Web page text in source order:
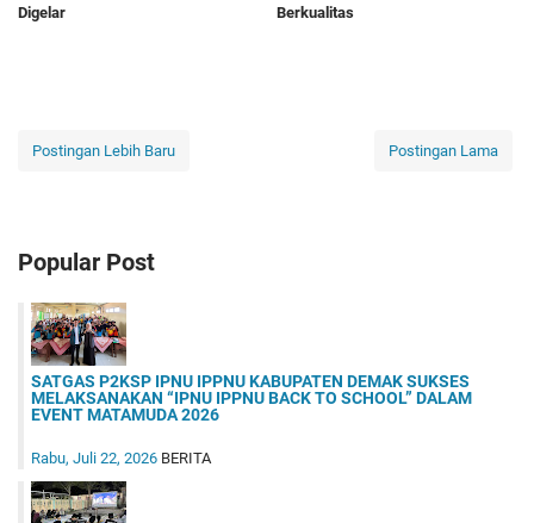
Digelar
Berkualitas
Postingan Lebih Baru Postingan Lama
Popular Post
SATGAS P2KSP IPNU IPPNU KABUPATEN DEMAK SUKSES
MELAKSANAKAN “IPNU IPPNU BACK TO SCHOOL” DALAM
EVENT MATAMUDA 2026
Rabu, Juli 22, 2026 BERITA